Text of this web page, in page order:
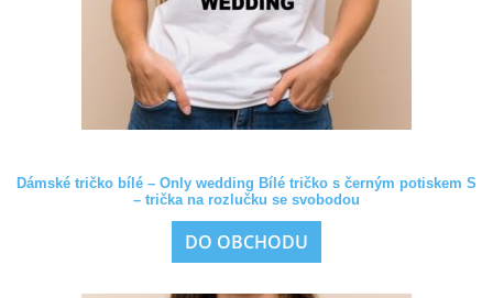
Dámské tričko bílé – Only wedding Bílé tričko s černým potiskem S
– trička na rozlučku se svobodou
DO OBCHODU